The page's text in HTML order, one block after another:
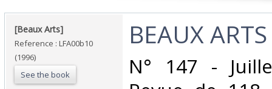
‎[Beaux Arts]‎
Reference : LFA00b10
(1996)
See the book
‎BEAUX ARTS‎
‎N° 147 -